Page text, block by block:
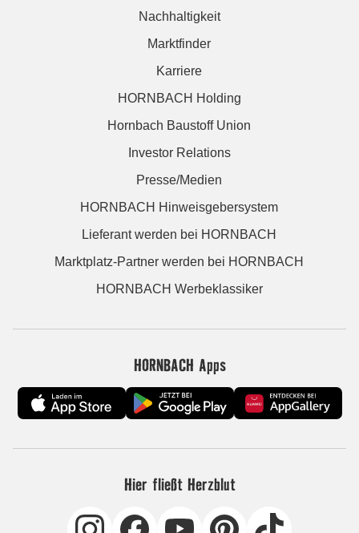
Nachhaltigkeit
Marktfinder
Karriere
HORNBACH Holding
Hornbach Baustoff Union
Investor Relations
Presse/Medien
HORNBACH Hinweisgebersystem
Lieferant werden bei HORNBACH
Marktplatz-Partner werden bei HORNBACH
HORNBACH Werbeklassiker
HORNBACH Apps
Hier fließt Herzblut